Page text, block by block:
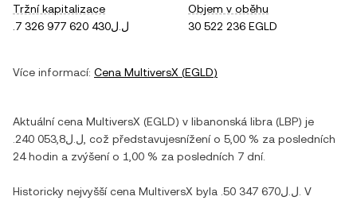
Tržní kapitalizace
.ل.ل7 326 977 620 430
Objem v oběhu
30 522 236 EGLD
Více informací: Cena MultiversX (EGLD)
Aktuální cena MultiversX (EGLD) v libanonská libra (LBP) je
.ل.ل240 053,8 , což představujesníženío 5,00 % za posledních
24 hodin a zvýšenío 1,00 % za posledních 7 dní.
Historicky nejvyšší cena MultiversX byla .ل.ل50 347 670 . V